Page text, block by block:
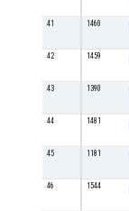
41 1460
42 1459
43 1390
44 1481
45 1181
46 1544